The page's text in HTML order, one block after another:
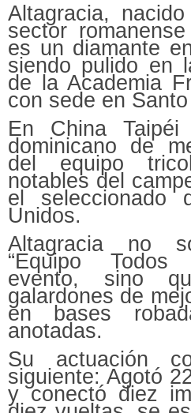
Altagracia,
sector
es un diamante
siendo pulido en
de la Academia
con sede en
En China
dominicano de
del equipo
notables del
el seleccionado
Unidos.
Altagracia no
“Equipo Todos
evento, sino
galardones de
en bases
anotadas.
Su actuación
siguiente: Agotó
y conectó diez